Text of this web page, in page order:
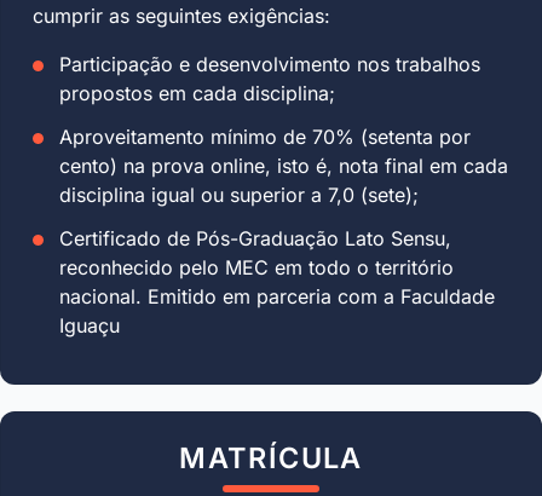
cumprir as seguintes exigências:
Participação e desenvolvimento nos trabalhos
propostos em cada disciplina;
Aproveitamento mínimo de 70% (setenta por
cento) na prova online, isto é, nota final em cada
disciplina igual ou superior a 7,0 (sete);
Certificado de Pós-Graduação Lato Sensu,
reconhecido pelo MEC em todo o território
nacional. Emitido em parceria com a Faculdade
Iguaçu
MATRÍCULA